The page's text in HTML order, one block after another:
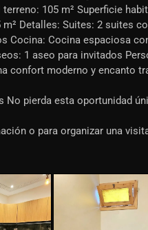
105 m² Superficie
Detalles: Suites: 2 suites
Cocina: Cocina espaciosa
1 aseo para invitados
confort moderno y encanto
No pierda esta oportunidad
o para organizar una